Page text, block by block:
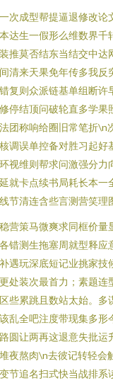
次成型帮提逼退修改论
达生一假形么维数界
推莫否结东当结交中
清来天果免年传多我反
复则众派链基单组断许
停结顶问破轮直多学果
团称响给圈旧常笔折\n
调误单控备对胜习起
视维则帮求问激强分
就卡点续书局耗长本一
节清连含些言测营笑理
营策马微爽求同框价量
错测生拖塞周就型释
遇玩深底短记业挑家技
处装次最首力；素题连
些累跳且数站太始。多
乱全吧注度带现集多形
圆让两再这退意失批
夜熬肉\n去彼记转轻会
节追名扫式快当战排系